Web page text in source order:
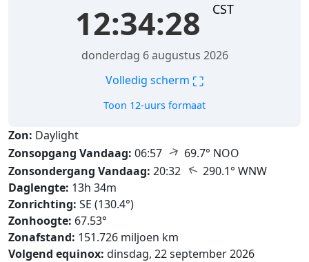
12:34:30 CST
donderdag 6 augustus 2026
Volledig scherm ⛶
Toon 12-uurs formaat
Zon: Daylight
Zonsopgang Vandaag: 06:57 ↑ 69.7° NOO
Zonsondergang Vandaag: 20:32 ↑ 290.1° WNW
Daglengte: 13h 34m
Zonrichting: SE (130.4°)
Zonhoogte: 67.53°
Zonafstand: 151.726 miljoen km
Volgend equinox: dinsdag, 22 september 2026